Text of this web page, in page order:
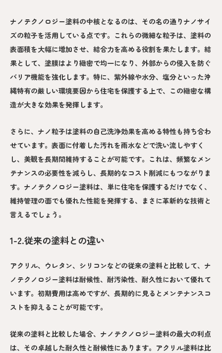
ナノテクノロジー塗料の中核となるのは、その名の通りナノサイ
ズの粒子を活用している点です。これらの微細な粒子は、塗料の
表面積を大幅に増加させ、結合力を高める役割を果たします。結
果として、塗膜はより緻密で均一になり、外部からの侵入を防ぐ
バリア機能を強化します。特に、紫外線や水分、塩分といった沖
縄特有の厳しい環境要因から住宅を保護する上で、この緻密な構
造が大きな効果を発揮します。
さらに、ナノ粒子は塗料の自己洗浄効果を高める特性も持ち合わ
せています。表面に付着した汚れを雨水などで洗い流しやすく
し、美観を長期間維持することが可能です。これは、頻繁なメン
テナンスの必要性を減らし、長期的なコスト削減にもつながりま
す。ナノテクノロジー塗料は、単に住宅を保護するだけでなく、
維持管理の面でも優れた性能を発揮する、まさに革新的な技術と
言えるでしょう。
1-2.従来の塗料との違い
アクリル、ウレタン、シリコンなどの従来の塗料と比較して、ナ
ノテクノロジー塗料は耐候性、耐汚染性、耐久性において優れて
います。初期費用は高めですが、長期的に見るとメンテナンスコ
ストを抑えることが可能です。
従来の塗料と比較した場合、ナノテクノロジー塗料の最大の利点
は、その卓越した耐久性と耐候性にあります。アクリル塗料は比